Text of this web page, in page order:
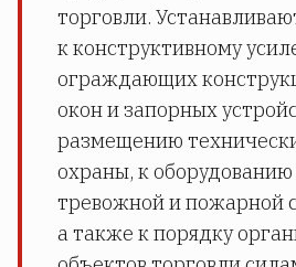
торговли.
к конструктивному
ограждающих
окон и запорных
размещению
охраны, к
тревожной и пожарной
а также к порядку